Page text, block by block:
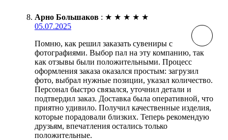
Арно Большаков : ★ ★ ★ ★ ★
05.07.2025
Помню, как решил заказать сувениры с
фотографиями. Выбор пал на эту компанию, так
как отзывы были положительными. Процесс
оформления заказа оказался простым: загрузил
фото, выбрал нужные позиции, указал количество.
Персонал быстро связался, уточнил детали и
подтвердил заказ. Доставка была оперативной, что
приятно удивило. Получил качественные изделия,
которые порадовали близких. Теперь рекомендую
друзьям, впечатления остались только
положительные.